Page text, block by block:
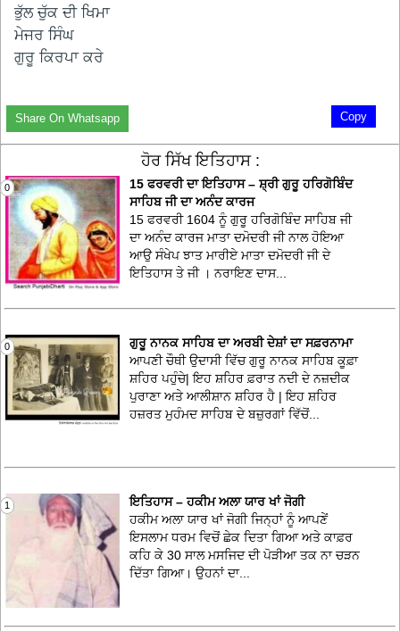
ਭੁੱਲ ਚੁੱਕ ਦੀ ਖਿਮਾ
ਮੇਜਰ ਸਿੰਘ
ਗੁਰੂ ਕਿਰਪਾ ਕਰੇ
Copy
Share On Whatsapp
ਹੋਰ ਸਿੱਖ ਇਤਿਹਾਸ :
0
15 ਫਰਵਰੀ ਦਾ ਇਤਿਹਾਸ – ਸ਼੍ਰੀ ਗੁਰੂ ਹਰਿਗੋਬਿੰਦ
ਸਾਹਿਬ ਜੀ ਦਾ ਅਨੰਦ ਕਾਰਜ
15 ਫਰਵਰੀ 1604 ਨੂੰ ਗੁਰੂ ਹਰਿਗੋਬਿੰਦ ਸਾਹਿਬ ਜੀ
ਦਾ ਅਨੰਦ ਕਾਰਜ ਮਾਤਾ ਦਮੋਦਰੀ ਜੀ ਨਾਲ ਹੋਇਆ
ਆਉ ਸੰਖੇਪ ਝਾਤ ਮਾਰੀਏ ਮਾਤਾ ਦਮੋਦਰੀ ਜੀ ਦੇ
ਇਤਿਹਾਸ ਤੇ ਜੀ । ਨਰਾਇਣ ਦਾਸ...
0
ਗੁਰੂ ਨਾਨਕ ਸਾਹਿਬ ਦਾ ਅਰਬੀ ਦੇਸ਼ਾਂ ਦਾ ਸਫ਼ਰਨਾਮਾ
ਆਪਣੀ ਚੌਥੀ ਉਦਾਸੀ ਵਿੱਚ ਗੁਰੂ ਨਾਨਕ ਸਾਹਿਬ ਕੂਫ਼ਾ
ਸ਼ਹਿਰ ਪਹੁੰਚੇ| ਇਹ ਸ਼ਹਿਰ ਫ਼ਰਾਤ ਨਦੀ ਦੇ ਨਜ਼ਦੀਕ
ਪੁਰਾਣਾ ਅਤੇ ਆਲੀਸ਼ਾਨ ਸ਼ਹਿਰ ਹੈ | ਇਹ ਸ਼ਹਿਰ
ਹਜ਼ਰਤ ਮੁਹੰਮਦ ਸਾਹਿਬ ਦੇ ਬਜ਼ੁਰਗਾਂ ਵਿੱਚੋਂ...
1
ਇਤਿਹਾਸ – ਹਕੀਮ ਅਲਾ ਯਾਰ ਖਾਂ ਜੋਗੀ
ਹਕੀਮ ਅਲਾ ਯਾਰ ਖਾਂ ਜੋਗੀ ਜਿਨ੍ਹਾਂ ਨੂੰ ਆਪਣੇਂ
ਇਸਲਾਮ ਧਰਮ ਵਿਚੋਂ ਛੇਕ ਦਿਤਾ ਗਿਆ ਅਤੇ ਕਾਫ਼ਰ
ਕਹਿ ਕੇ 30 ਸਾਲ ਮਸਜਿਦ ਦੀ ਪੋੜੀਆ ਤਕ ਨਾ ਚੜਨ
ਦਿੱਤਾ ਗਿਆ। ਉਹਨਾਂ ਦਾ...